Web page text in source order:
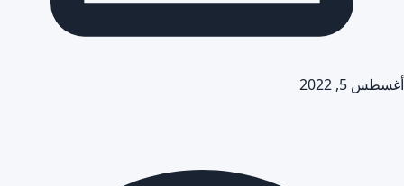
أغسطس 5, 2022